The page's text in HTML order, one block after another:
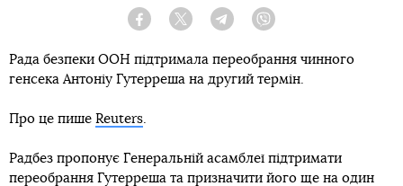
Facebook Twitter Telegram
Рада безпеки ООН підтримала переобрання чинного
генсека Антоніу Гутерреша на другий термін.
Про це пише Reuters
Радбез пропонує Генеральній асамблеї підтримати
переобрання Гутерреша та призначити його ще на один